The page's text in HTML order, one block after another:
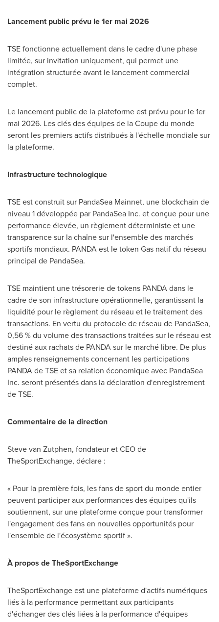
Lancement public prévu le 1er mai 2026
TSE fonctionne actuellement dans le cadre d'une phase
limitée, sur invitation uniquement, qui permet une
intégration structurée avant le lancement commercial
complet.
Le lancement public de la plateforme est prévu pour le 1er
mai 2026. Les clés des équipes de la Coupe du monde
seront les premiers actifs distribués à l'échelle mondiale sur
la plateforme.
Infrastructure technologique
TSE est construit sur PandaSea Mainnet, une blockchain de
niveau 1 développée par PandaSea Inc. et conçue pour une
performance élevée, un règlement déterministe et une
transparence sur la chaîne sur l'ensemble des marchés
sportifs mondiaux. PANDA est le token Gas natif du réseau
principal de PandaSea.
TSE maintient une trésorerie de tokens PANDA dans le
cadre de son infrastructure opérationnelle, garantissant la
liquidité pour le règlement du réseau et le traitement des
transactions. En vertu du protocole de réseau de PandaSea,
0,56 % du volume des transactions traitées sur le réseau est
destiné aux rachats de PANDA sur le marché libre. De plus
amples renseignements concernant les participations
PANDA de TSE et sa relation économique avec PandaSea
Inc. seront présentés dans la déclaration d'enregistrement
de TSE.
Commentaire de la direction
Steve van Zutphen, fondateur et CEO de
TheSportExchange, déclare :
« Pour la première fois, les fans de sport du monde entier
peuvent participer aux performances des équipes qu'ils
soutiennent, sur une plateforme conçue pour transformer
l'engagement des fans en nouvelles opportunités pour
l'ensemble de l'écosystème sportif ».
À propos de TheSportExchange
TheSportExchange est une plateforme d'actifs numériques
liés à la performance permettant aux participants
d'échanger des clés liées à la performance d'équipes